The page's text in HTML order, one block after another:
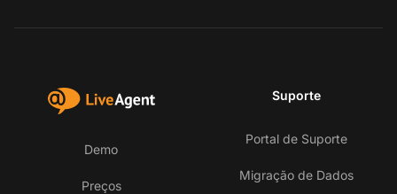
Demo
Preços
Suporte
Portal de Suporte
Migração de Dados